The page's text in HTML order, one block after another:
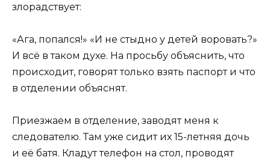
злорадствует:
«Ага, попался!» «И не стыдно у детей воровать?»
И всё в таком духе. На просьбу объяснить, что
происходит, говорят только взять паспорт и что
в отделении объяснят.
Приезжаем в отделение, заводят меня к
следователю. Там уже сидит их 15-летняя дочь
и её батя. Кладут телефон на стол, проводят